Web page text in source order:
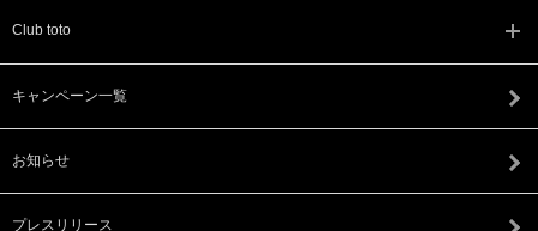
Club toto
キャンペーン一覧
お知らせ
プレスリリース